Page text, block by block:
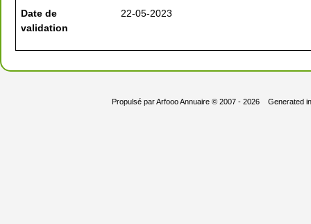
Date de
validation
22-05-2023
Propulsé parArfooo Annuaire© 2007 - 2026 Generated